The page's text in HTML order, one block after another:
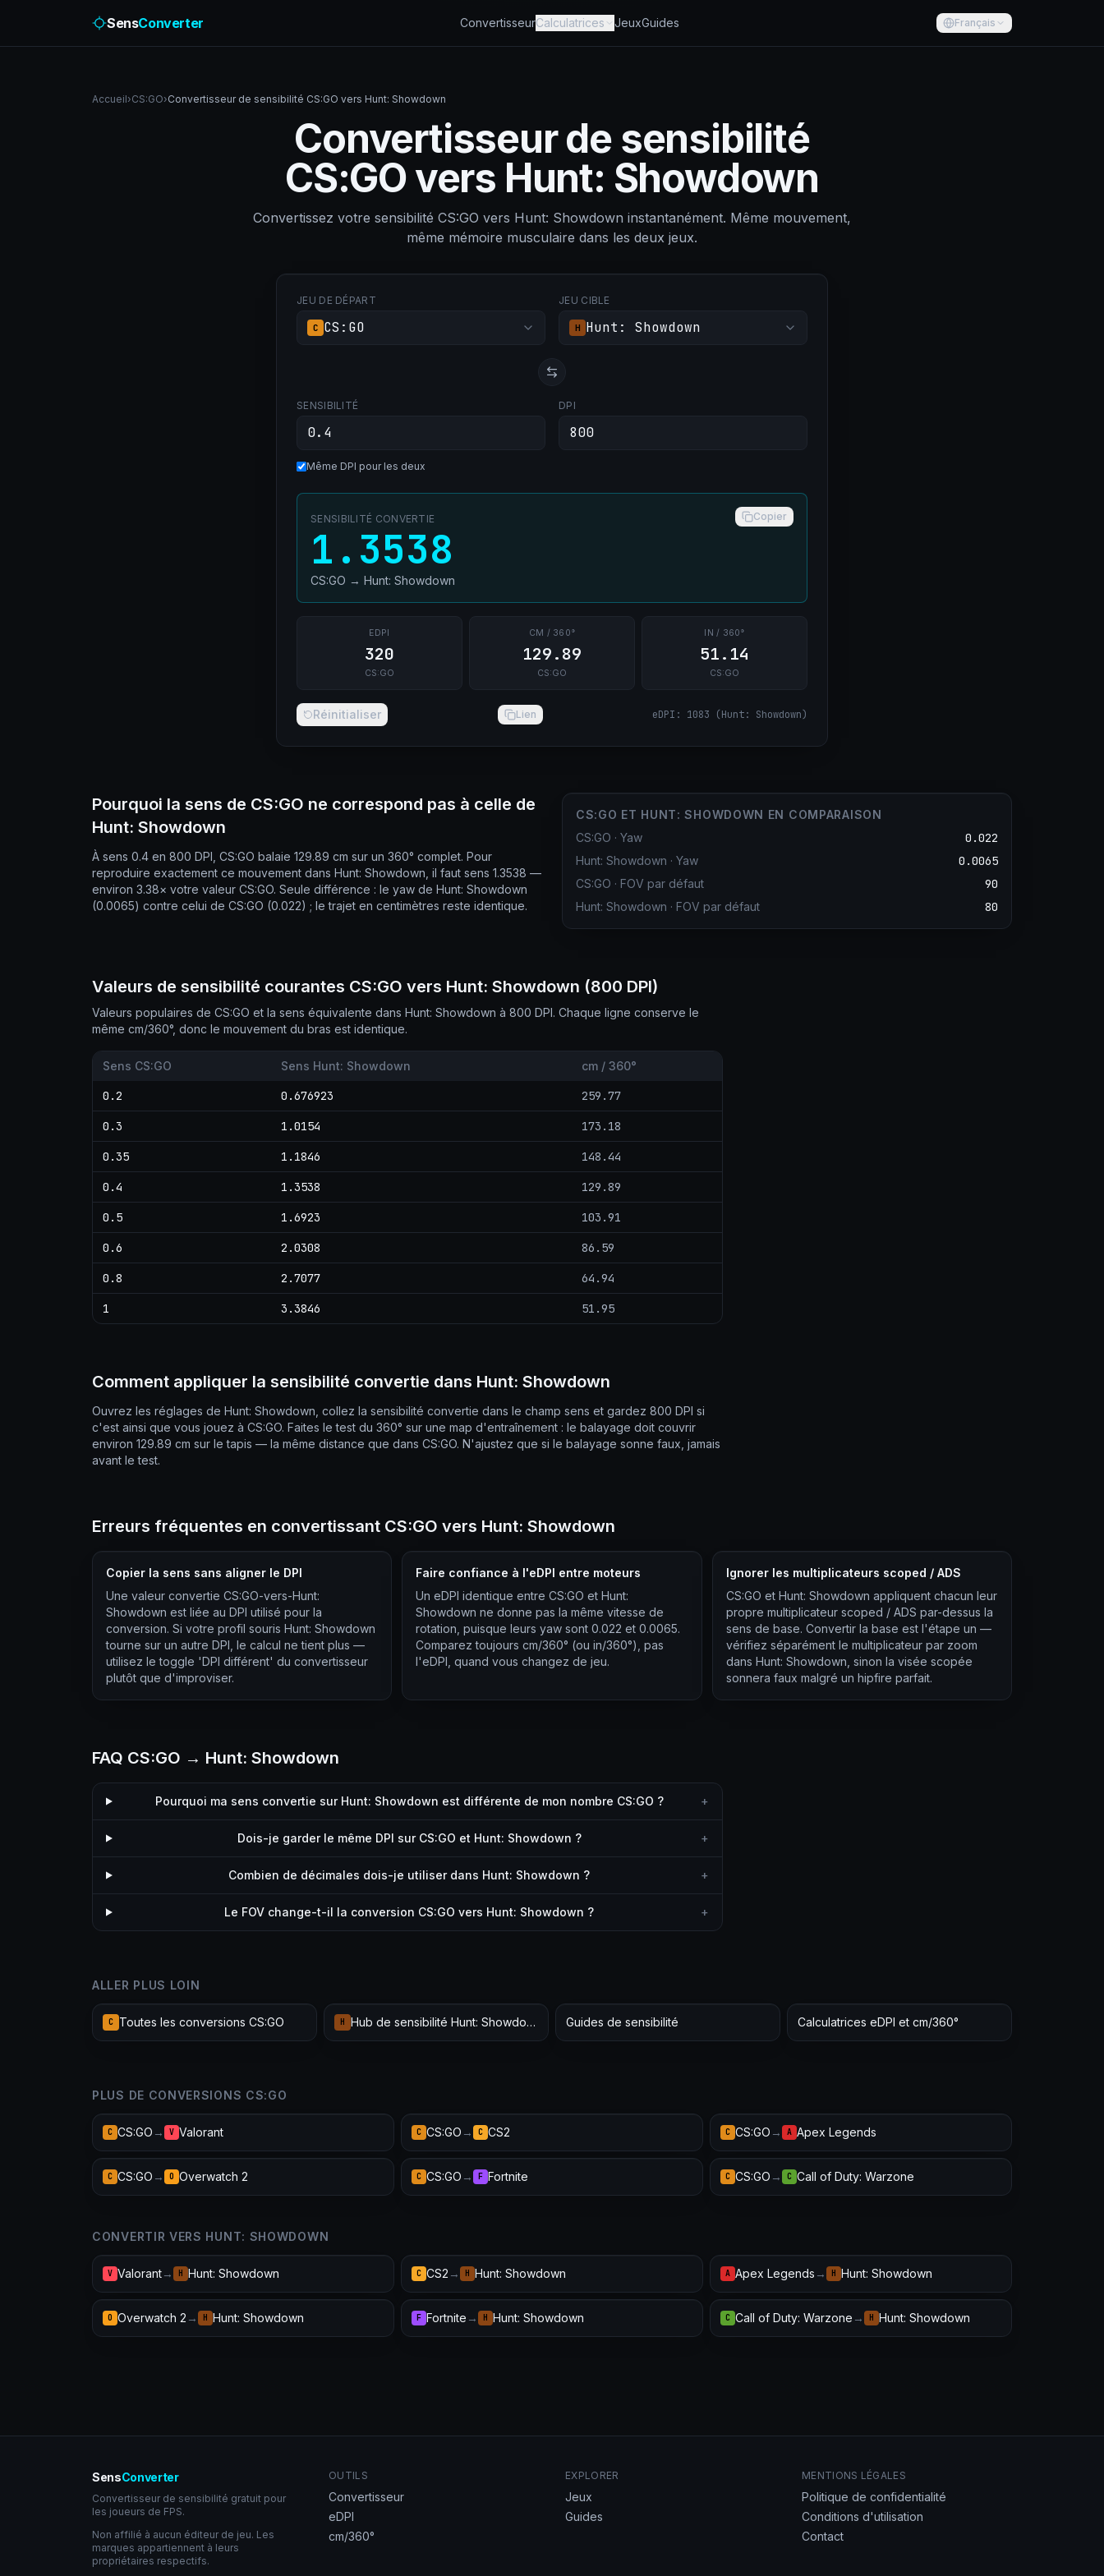
SensConverter ConvertisseurCalculatrices JeuxGuides Français
Accueil›CS:GO›Convertisseur de sensibilité CS:GO vers Hunt: Showdown
Convertisseur de sensibilité
CS:GO vers Hunt: Showdown
Convertissez votre sensibilité CS:GO vers Hunt: Showdown instantanément. Même mouvement,
même mémoire musculaire dans les deux jeux.
JEU DE DÉPART
C CS:GO
JEU CIBLE
H Hunt: Showdown
SENSIBILITÉ DPI
Même DPI pour les deux
SENSIBILITÉ CONVERTIE Copier
1.3538
CS:GO → Hunt: Showdown
EDPI
320
CS:GO
CM / 360°
129.89
CS:GO
IN / 360°
51.14
CS:GO
Réinitialiser Lien eDPI : 1083 (Hunt: Showdown)
Pourquoi la sens de CS:GO ne correspond pas à celle de
Hunt: Showdown
À sens 0.4 en 800 DPI, CS:GO balaie 129.89 cm sur un 360° complet. Pour
reproduire exactement ce mouvement dans Hunt: Showdown, il faut sens 1.3538 —
environ 3.38× votre valeur CS:GO. Seule différence : le yaw de Hunt: Showdown
(0.0065) contre celui de CS:GO (0.022) ; le trajet en centimètres reste identique.
CS:GO ET HUNT: SHOWDOWN EN COMPARAISON
CS:GO · Yaw 0.022
Hunt: Showdown · Yaw 0.0065
CS:GO · FOV par défaut 90
Hunt: Showdown · FOV par défaut 80
Valeurs de sensibilité courantes CS:GO vers Hunt: Showdown (800 DPI)
Valeurs populaires de CS:GO et la sens équivalente dans Hunt: Showdown à 800 DPI. Chaque ligne conserve le
même cm/360°, donc le mouvement du bras est identique.
Sens CS:GO Sens Hunt: Showdown cm / 360°
0.2 0.676923 259.77
0.3 1.0154 173.18
0.35 1.1846 148.44
0.4 1.3538 129.89
0.5 1.6923 103.91
0.6 2.0308 86.59
0.8 2.7077 64.94
1 3.3846 51.95
Comment appliquer la sensibilité convertie dans Hunt: Showdown
Ouvrez les réglages de Hunt: Showdown, collez la sensibilité convertie dans le champ sens et gardez 800 DPI si
c'est ainsi que vous jouez à CS:GO. Faites le test du 360° sur une map d'entraînement : le balayage doit couvrir
environ 129.89 cm sur le tapis — la même distance que dans CS:GO. N'ajustez que si le balayage sonne faux, jamais
avant le test.
Erreurs fréquentes en convertissant CS:GO vers Hunt: Showdown
Copier la sens sans aligner le DPI
Une valeur convertie CS:GO-vers-Hunt:
Showdown est liée au DPI utilisé pour la
conversion. Si votre profil souris Hunt: Showdown
tourne sur un autre DPI, le calcul ne tient plus —
utilisez le toggle 'DPI différent' du convertisseur
plutôt que d'improviser.
Faire confiance à l'eDPI entre moteurs
Un eDPI identique entre CS:GO et Hunt:
Showdown ne donne pas la même vitesse de
rotation, puisque leurs yaw sont 0.022 et 0.0065.
Comparez toujours cm/360° (ou in/360°), pas
l'eDPI, quand vous changez de jeu.
Ignorer les multiplicateurs scoped / ADS
CS:GO et Hunt: Showdown appliquent chacun leur
propre multiplicateur scoped / ADS par-dessus la
sens de base. Convertir la base est l'étape un —
vérifiez séparément le multiplicateur par zoom
dans Hunt: Showdown, sinon la visée scopée
sonnera faux malgré un hipfire parfait.
FAQ CS:GO → Hunt: Showdown
Pourquoi ma sens convertie sur Hunt: Showdown est différente de mon nombre CS:GO ? +
Dois-je garder le même DPI sur CS:GO et Hunt: Showdown ? +
Combien de décimales dois-je utiliser dans Hunt: Showdown ? +
Le FOV change-t-il la conversion CS:GO vers Hunt: Showdown ? +
ALLER PLUS LOIN
C Toutes les conversions CS:GO H Hub de sensibilité Hunt: Showdown Guides de sensibilité Calculatrices eDPI et cm/360°
PLUS DE CONVERSIONS CS:GO
C CS:GO → V Valorant C CS:GO → C CS2 C CS:GO → A Apex Legends
C CS:GO → O Overwatch 2 C CS:GO → F Fortnite C CS:GO → C Call of Duty: Warzone
CONVERTIR VERS HUNT: SHOWDOWN
V Valorant→ H Hunt: Showdown C CS2 → H Hunt: Showdown A Apex Legends → H Hunt: Showdown
O Overwatch 2 → H Hunt: Showdown F Fortnite → H Hunt: Showdown C Call of Duty: Warzone → H Hunt: Showdown
SensConverter
Convertisseur de sensibilité gratuit pour
les joueurs de FPS.
Non affilié à aucun éditeur de jeu. Les
marques appartiennent à leurs
propriétaires respectifs.
OUTILS
Convertisseur
eDPI
cm/360°
EXPLORER
Jeux
Guides
MENTIONS LÉGALES
Politique de confidentialité
Conditions d'utilisation
Contact